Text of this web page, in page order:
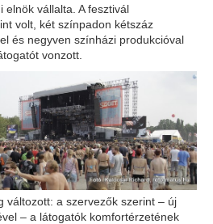
elnök vállalta. A fesztivál
volt, két színpadon kétszáz
és negyven színházi produkcióval
vonzott.
változott: a szervezők szerint – új
– a látogatók komfortérzetének